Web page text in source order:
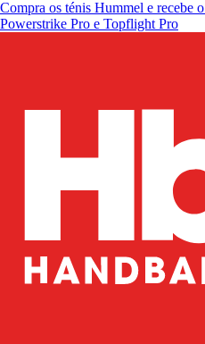
Compra os ténis Hummel e recebe o
Powerstrike Pro e Topflight Pro